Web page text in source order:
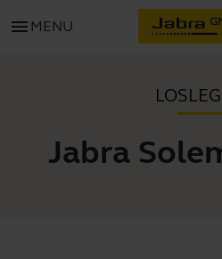
menu MENU
Jabra